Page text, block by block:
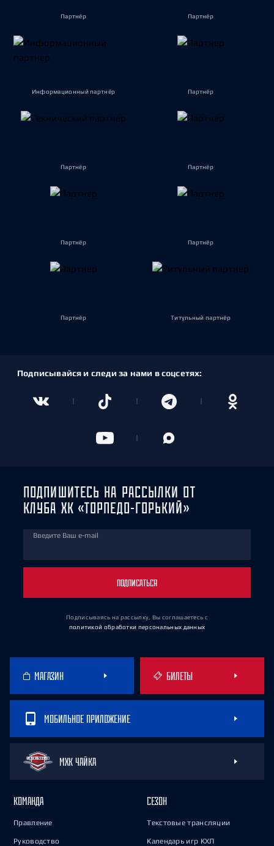
Партнёр Партнёр
Информационный партнёр Партнёр
Партнёр Партнёр
Партнёр Партнёр
Партнёр Титульный партнёр
Подписывайся и следи за нами в соцсетях:
ПОДПИШИТЕСЬ НА РАССЫЛКИ ОТ
КЛУБА ХК «ТОРПЕДО-ГОРЬКИЙ»
Введите Ваш e-mail
ПОДПИСАТЬСЯ
Подписываясь на рассылку, Вы соглашаетесь с
политикой обработки персональных данных
МАГАЗИН БИЛЕТЫ
МОБИЛЬНОЕ ПРИЛОЖЕНИЕ
МХК ЧАЙКА
КОМАНДА
Правление
Руководство
СЕЗОН
Текстовые трансляции
Календарь игр КХЛ